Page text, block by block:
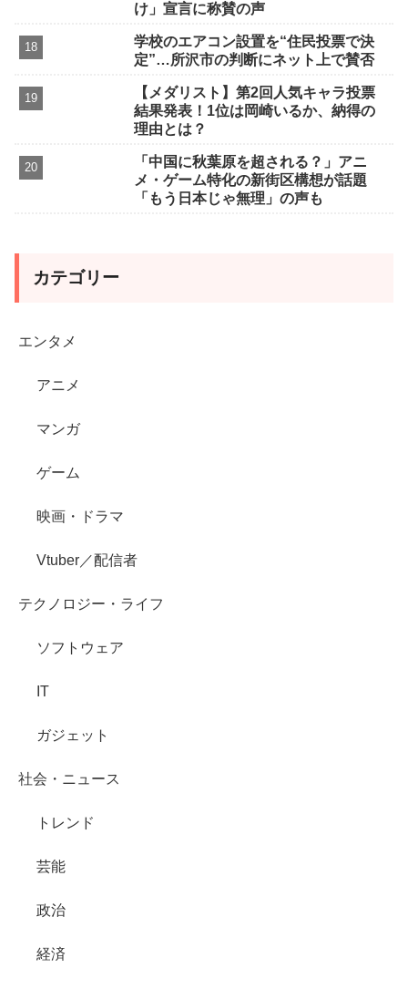
け」宣言に称賛の声
学校のエアコン設置を“住民投票で決
定”…所沢市の判断にネット上で賛否
【メダリスト】第2回人気キャラ投票
結果発表！1位は岡崎いるか、納得の
理由とは？
「中国に秋葉原を超される？」アニ
メ・ゲーム特化の新街区構想が話題
「もう日本じゃ無理」の声も
カテゴリー
エンタメ
アニメ
マンガ
ゲーム
映画・ドラマ
Vtuber／配信者
テクノロジー・ライフ
ソフトウェア
IT
ガジェット
社会・ニュース
トレンド
芸能
政治
経済